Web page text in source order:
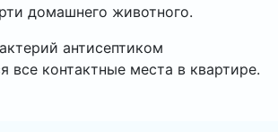
домашнего животного.
антисептиком
все контактные места в квартире.